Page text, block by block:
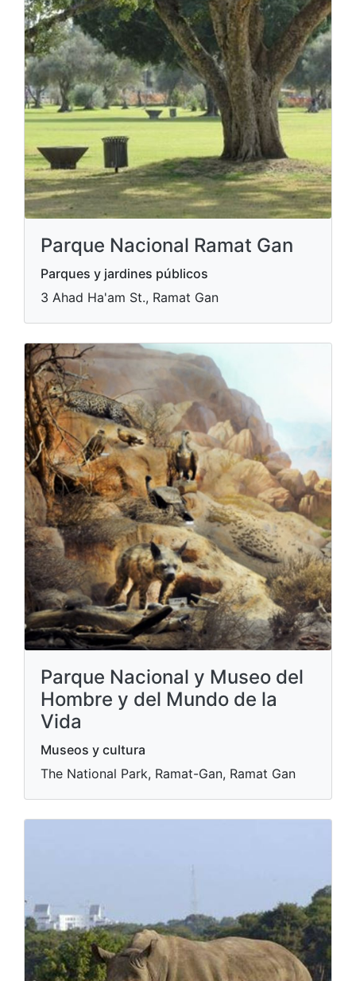
Parque Nacional Ramat Gan
Parques y jardines públicos
3 Ahad Ha'am St., Ramat Gan
Parque Nacional y Museo del
Hombre y del Mundo de la
Vida
Museos y cultura
The National Park, Ramat-Gan, Ramat Gan